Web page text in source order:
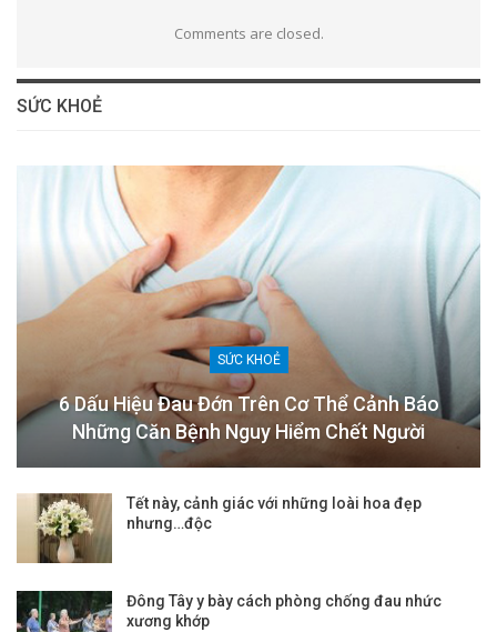
Comments are closed.
SỨC KHOẺ
SỨC KHOẺ
6 Dấu Hiệu Đau Đớn Trên Cơ Thể Cảnh Báo
Những Căn Bệnh Nguy Hiểm Chết Người
Tết này, cảnh giác với những loài hoa đẹp
nhưng…độc
Đông Tây y bày cách phòng chống đau nhức
xương khớp